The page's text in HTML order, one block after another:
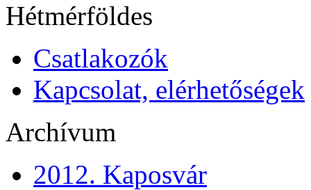
Hétmérföldes
Csatlakozók
Kapcsolat, elérhetőségek
Archívum
2012. Kaposvár